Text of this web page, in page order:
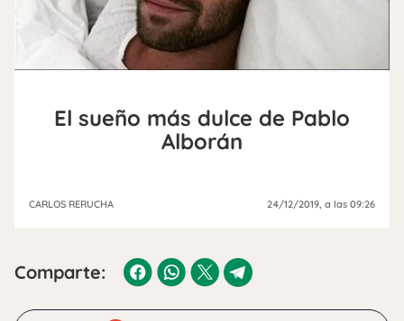
El sueño más dulce de Pablo
Alborán
CARLOS RERUCHA 24/12/2019 , a las 09:26
Comparte: